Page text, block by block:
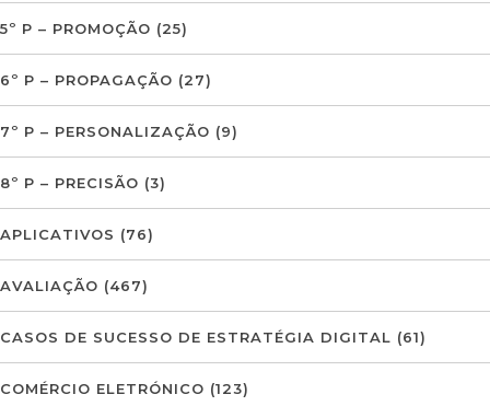
5º P – PROMOÇÃO (25)
6º P – PROPAGAÇÃO (27)
7º P – PERSONALIZAÇÃO (9)
8º P – PRECISÃO (3)
APLICATIVOS (76)
AVALIAÇÃO (467)
CASOS DE SUCESSO DE ESTRATÉGIA DIGITAL (61)
COMÉRCIO ELETRÓNICO (123)